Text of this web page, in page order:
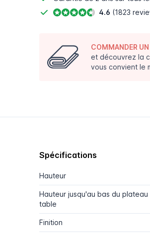
4.6 (1823
COMMANDER
et découvrez la
vous convient le
Spécifications
Hauteur
Hauteur jusqu'au bas du plateau
table
Finition